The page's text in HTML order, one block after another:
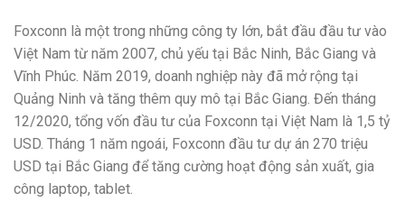
Foxconn là một trong những công ty lớn, bắt đầu đầu tư vào
Việt Nam từ năm 2007, chủ yếu tại Bắc Ninh, Bắc Giang và
Vĩnh Phúc. Năm 2019, doanh nghiệp này đã mở rộng tại
Quảng Ninh và tăng thêm quy mô tại Bắc Giang. Đến tháng
12/2020, tổng vốn đầu tư của Foxconn tại Việt Nam là 1,5 tỷ
USD. Tháng 1 năm ngoái, Foxconn đầu tư dự án 270 triệu
USD tại Bắc Giang để tăng cường hoạt động sản xuất, gia
công laptop, tablet.